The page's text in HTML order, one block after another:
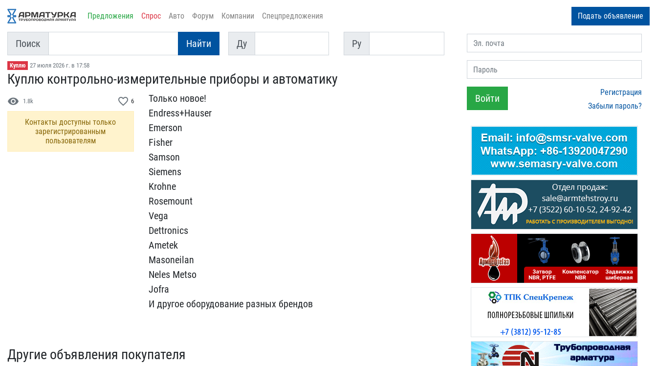
Предложения Спрос Авто Форум Компании Спецпредложения Подать объявление
Поиск Найти
Ду
Ду
Py
Py
Куплю 27 июля 2026 г. в 17:58
Куплю контрольно-измерит​ельные приборы и автомат​ику
visibility 1.8k favorite_border 6
Контакты доступны только
зарегистрированным
пользователям
Только новое!
Endress+H​auser
Emerson
Fisher
​Samson
Siemens
Krohne ​
Rosemount
Vega
Dettro​nics
Ametek
Masoneilan ​
Neles Metso
Jofra
И дру​гое оборудование разных ​брендов
Другие объявления покупателя
Эл. почта
Пароль
Войти
Регистрация
Забыли пароль?